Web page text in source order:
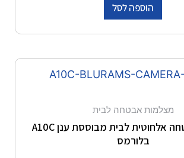
הוספה לסל
מצלמות אבטחה לבית
מצלמת אבטחה אלחוטית לבית מבוססת ענן A10C
בלורמס